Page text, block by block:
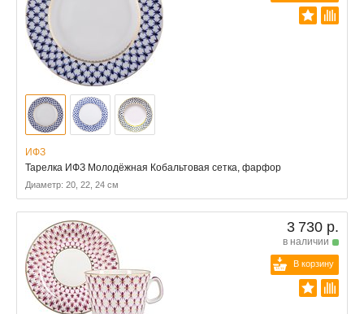
ИФЗ
Тарелка ИФЗ Молодёжная Кобальтовая сетка, фарфор
Диаметр: 20, 22, 24 см
3 730 р.
в наличии
В корзину